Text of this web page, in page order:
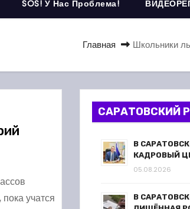
SOS! У Нас Проблема!
Главная Школьники
учатся
САРАТОВСКИЙ
В
КАДРОВЫЙ
05.08.2026
В